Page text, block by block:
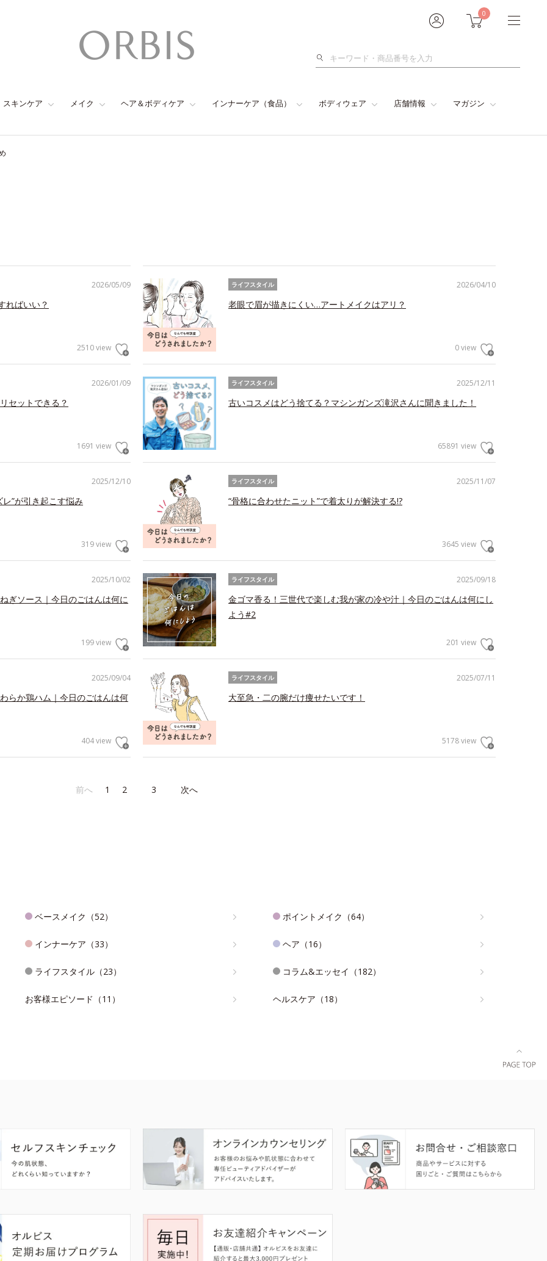
0
検
スキンケア メイク ヘア＆ボディケア インナーケア（食品） ボディウェア 店舗情報 マガジン
2026/05/09
ればいい？
2510 view
2026/04/10
ライフスタイル
老眼で眉が描きにくい…アートメイクはアリ？
0 view
2026/01/09
セットできる？
1691 view
2025/12/11
ライフスタイル
古いコスメはどう捨てる？マシンガンズ滝沢さんに聞きました！
65891 view
2025/12/10
”が引き起こす悩み
319 view
2025/11/07
ライフスタイル
“骨格に合わせたニット”で着太りが解決する!?
3645 view
2025/10/02
ぎソース｜今日のごはんは何に
199 view
2025/09/18
ライフスタイル
金ゴマ香る！三世代で楽しむ我が家の冷や汁｜今日のごはんは何にし
よう#2
201 view
2025/09/04
らか鶏ハム｜今日のごはんは何
404 view
2025/07/11
ライフスタイル
大至急・二の腕だけ痩せたいです！
5178 view
前へ 1 2 3 次へ
ベースメイク（52） ポイントメイク（64）
インナーケア（33） ヘア（16）
ライフスタイル（23） コラム&エッセイ（182）
お客様エピソード（11） ヘルスケア（18）